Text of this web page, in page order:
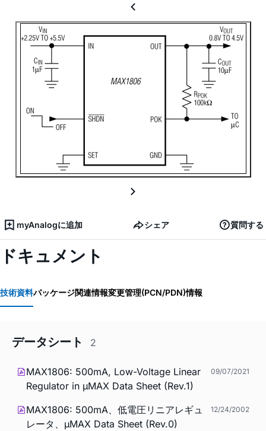
myAnalogに追加 シェア 質問する
ドキュメント
技術資料パッケージ関連情報変更管理(PCN/PDN)情報
データシート 2
MAX1806: 500mA, Low-Voltage Linear
Regulator in µMAX Data Sheet (Rev.1)
09/07/2021
MAX1806: 500mA、低電圧リニアレギュ
レータ、µMAX Data Sheet (Rev.0)
12/24/2002